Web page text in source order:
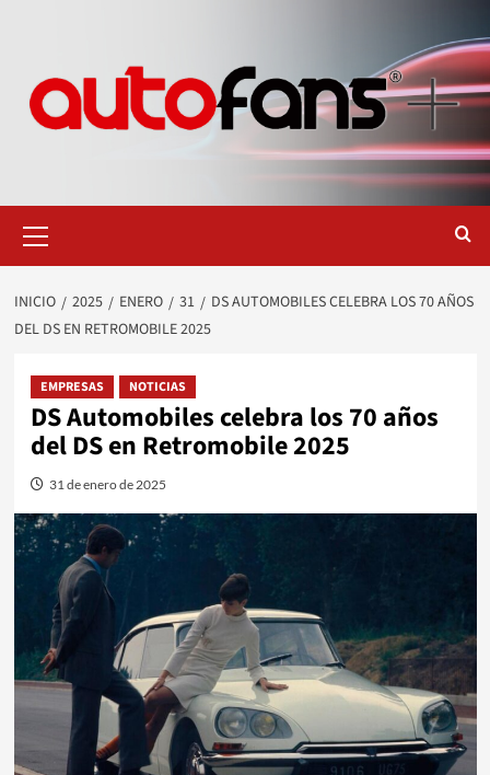
primario
INICIO 2025 ENERO 31
DS AUTOMOBILES CELEBRA LOS 70 AÑOS
DEL DS EN RETROMOBILE 2025
EMPRESAS NOTICIAS
DS Automobiles celebra los 70 años
del DS en Retromobile 2025
31 de enero de 2025